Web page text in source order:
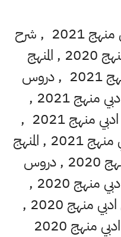
شرح رياضيات سادس ادبي منهج 2021 , شرح
رياضيات سادس ادبي منهج 2020 , المنهج
رياضيات سادس ادبي منهج 2021 , دروس
شرح رياضيات سادس ادبي منهج 2021 ,
فصول رياضيات سادس ادبي منهج 2021 ,
كتاب رياضيات سادس ادبي منهج 2021 , المنهج
رياضيات سادس ادبي منهج 2020 , دروس
شرح رياضيات سادس ادبي منهج 2020 ,
فصول رياضيات سادس ادبي منهج 2020 ,